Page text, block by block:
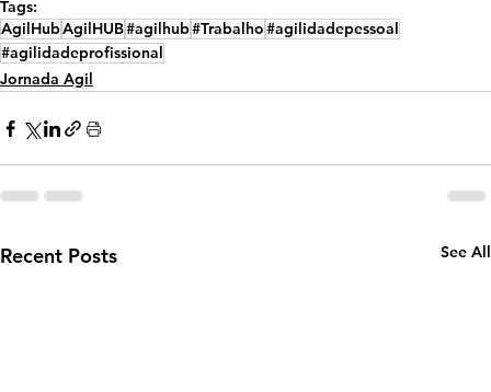
Tags:
AgilHubAgilHUB#agilhub#Trabalho#agilidadepessoal
#agilidadeprofissional
Jornada Agil
Recent Posts See All